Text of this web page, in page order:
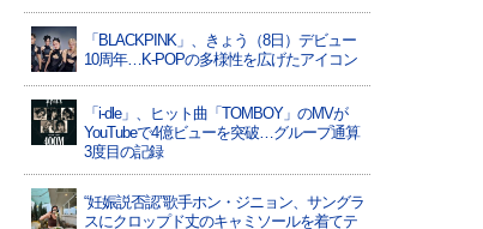
「BLACKPINK」、きょう（8日）デビュー
10周年…K-POPの多様性を広げたアイコン
「i-dle」、ヒット曲「TOMBOY」のMVが
YouTubeで4億ビューを突破…グループ通算
3度目の記録
“妊娠説否認”歌手ホン・ジニョン、サングラ
スにクロップド丈のキャミソールを着てテ